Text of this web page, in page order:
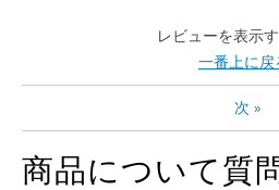
Feels true to
Shoes are for
レビューを表示
一番上に戻
次 »
商品について質